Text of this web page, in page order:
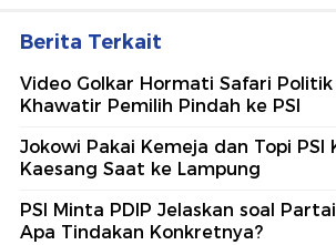
Berita Terkait
Video Golkar Hormati Safari
Khawatir Pemilih Pindah ke PSI
Jokowi Pakai Kemeja dan Topi PSI
Kaesang Saat ke Lampung
PSI Minta PDIP Jelaskan soal
Apa Tindakan Konkretnya?